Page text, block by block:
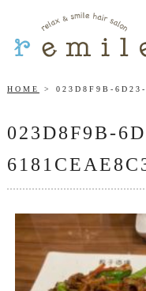
HOME 023D8F9B-
023D8F9B-